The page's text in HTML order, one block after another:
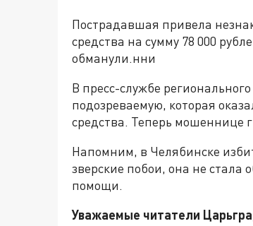
Пострадавшая привела
средства на сумму 78 000
обманули.нни
В пресс-службе
подозреваемую, которая
средства. Теперь мошеннице
Напомним, в Челябинске
зверские побои, она не
помощи.
Уважаемые читатели